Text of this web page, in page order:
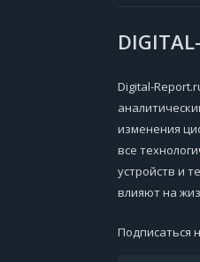
DIGITAL-
Digital-
изменения
все
устройств и
влияют на
Подписаться